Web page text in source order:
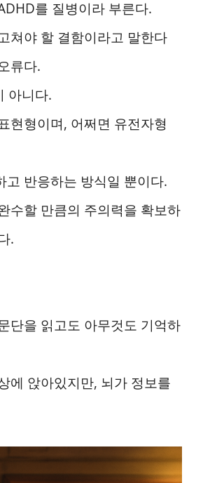
를 질병이라 부른다.
쳐야 할 결함이라고 말한다
류다.
아니다.
현형이며, 어쩌면 유전자형
고 반응하는 방식일 뿐이다.
수할 만큼의 주의력을 확보하
.
단을 읽고도 아무것도 기억하
에 앉아있지만, 뇌가 정보를